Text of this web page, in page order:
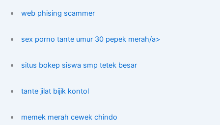
web phising scammer
sex porno tante umur 30 pepek merah/a>
situs bokep siswa smp tetek besar
tante jilat bijik kontol
memek merah cewek chindo